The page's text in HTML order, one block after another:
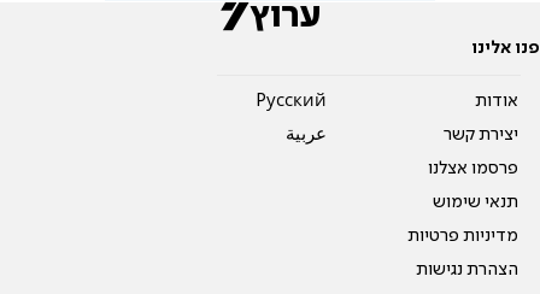
פנו אלינו
אודות
יצירת קשר
פרסמו אצלנו
תנאי שימוש
מדיניות פרטיות
הצהרת נגישות
Pусский
عربية